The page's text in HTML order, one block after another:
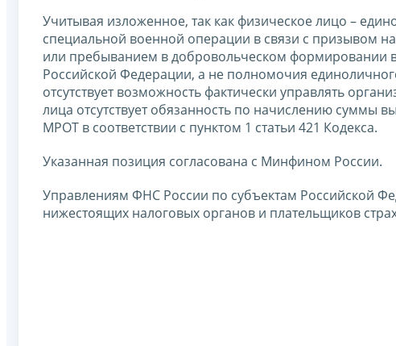
Учитывая изложенное, так как физическое лицо –
специальной военной операции в связи с призывом
или пребыванием в добровольческом формировании
Российской Федерации, а не полномочия
отсутствует возможность фактически управлять
лица отсутствует обязанность по начислению суммы
МРОТ в соответствии с пунктом 1 статьи 421 Кодекса.
Указанная позиция согласована с Минфином России.
Управлениям ФНС России по субъектам Российской
нижестоящих налоговых органов и плательщиков